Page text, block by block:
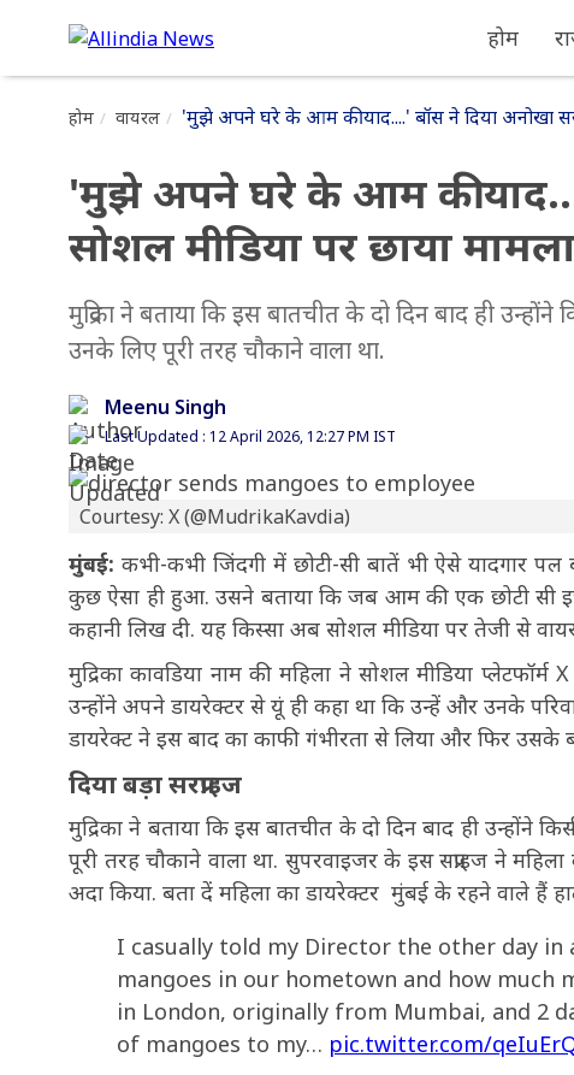
होम
होम वायरल 'मुझे अपने घरे के आम की याद....' बॉस ने दिया अनोखा
'मुझे अपने घरे के आम की
सोशल मीडिया पर छाया
मुद्रिका ने बताया कि इस बातचीत के दो दिन बाद ही
उनके लिए पूरी तरह चौकाने वाला था.
Meenu Singh
Last Updated : 12 April 2026, 12:27 PM IST
Courtesy: X (@MudrikaKavdia)
मुंबई: कभी-कभी जिंदगी में छोटी-सी बातें भी ऐसे यादगार
कुछ ऐसा ही हुआ. उसने बताया कि जब आम की एक छोटी सी
कहानी लिख दी. यह किस्सा अब सोशल मीडिया पर तेजी से
मुद्रिका कावडिया नाम की महिला ने सोशल मीडिया
उन्होंने अपने डायरेक्टर से यूं ही कहा था कि उन्हें और उनके
डायरेक्ट ने इस बाद का काफी गंभीरता से लिया और फिर उसके
दिया बड़ा सरप्राइज
मुद्रिका ने बताया कि इस बातचीत के दो दिन बाद ही उन्होंने
पूरी तरह चौकाने वाला था. सुपरवाइजर के इस सप्राइज ने
अदा किया. बता दें महिला का डायरेक्टर मुंबई के रहने वाले हैं
I casually told my Director the other day
mangoes in our hometown and how much
in London, originally from Mumbai, and 2
of mangoes to my… pic.twitter.com/